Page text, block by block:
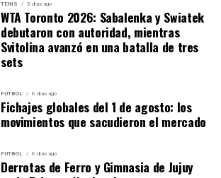
TENIS 3 días ago
WTA Toronto 2026: Sabalenka y Swiatek
debutaron con autoridad, mientras
Svitolina avanzó en una batalla de tres
sets
FUTBOL 6 días ago
Fichajes globales del 1 de agosto: los
movimientos que sacudieron el mercado
FUTBOL 6 días ago
Derrotas de Ferro y Gimnasia de Jujuy